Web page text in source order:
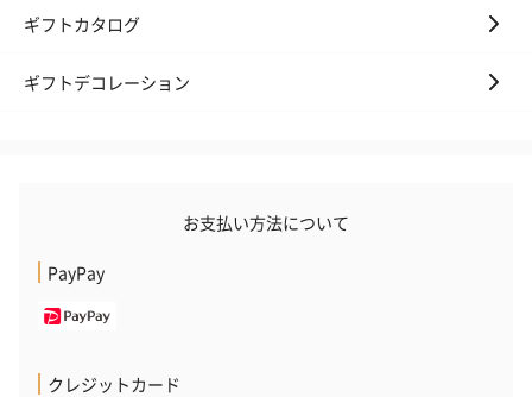
ギフトカタログ
ギフトデコレーション
お支払い方法について
PayPay
クレジットカード